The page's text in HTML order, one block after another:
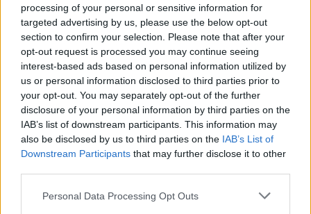
processing of your personal or sensitive information for
targeted advertising by us, please use the below opt-out
section to confirm your selection. Please note that after your
opt-out request is processed you may continue seeing
interest-based ads based on personal information utilized by
us or personal information disclosed to third parties prior to
your opt-out. You may separately opt-out of the further
disclosure of your personal information by third parties on the
IAB’s list of downstream participants. This information may
also be disclosed by us to third parties on the IAB’s List of
Downstream Participants that may further disclose it to other
Personal Data Processing Opt Outs
ALTRE NOTIZIE DI SAN BERNARDINO